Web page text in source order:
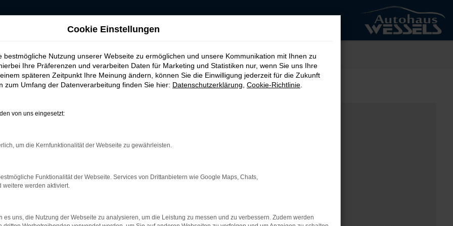
AUTOHAUS
Error
können:
deine Internetverbindung.
Beispiel deine Suchmaschine?
Cookie Einstellungen
bestmögliche Nutzung unserer Webseite zu ermöglichen und unsere Kommunikation mit Ihnen zu
Ihre Präferenzen und verarbeiten Daten für Marketing und Statistiken nur, wenn Sie uns Ihre
späteren Zeitpunkt Ihre Meinung ändern, können Sie die Einwilligung jederzeit für die Zukunft
zum Umfang der Datenverarbeitung finden Sie hier: Datenschutzerklärung Cookie-Richtlinie
von uns eingesetzt:
um die Kernfunktionalität der Webseite zu gewährleisten.
Funktionalität der Webseite. Services von Drittanbietern wie Google Maps, Chats,
weitere werden aktiviert.
es uns, die Nutzung der Webseite zu analysieren, um die Leistung zu messen und zu verbessern. Zudem werden